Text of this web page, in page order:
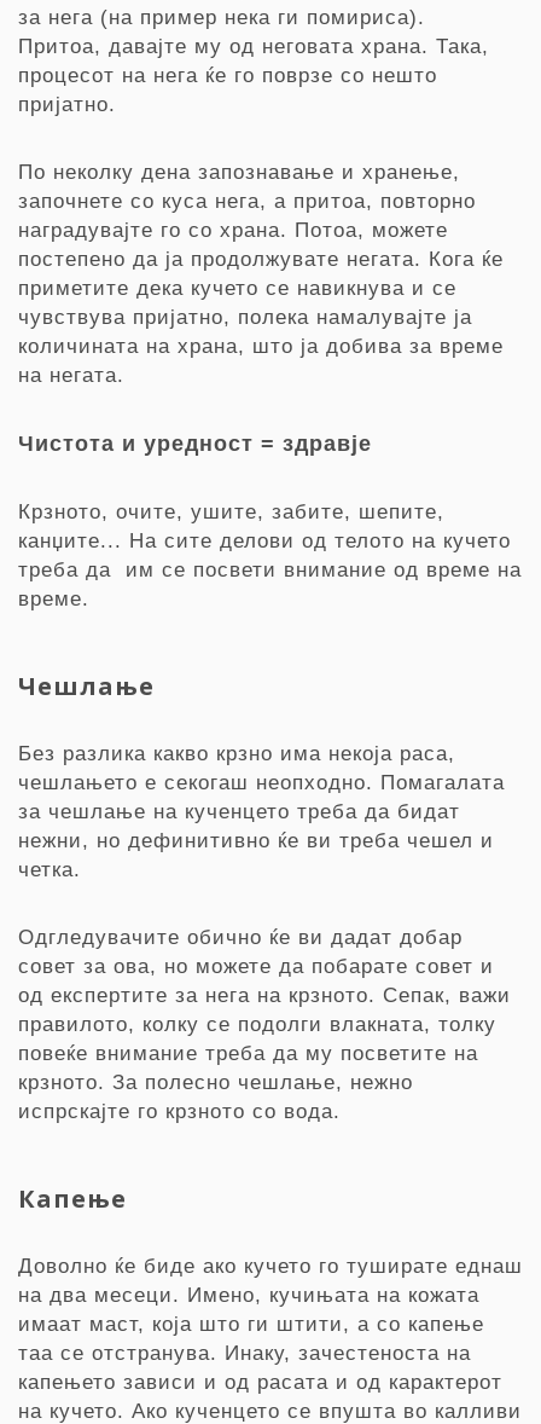
за нега (на пример нека ги помириса).
Притоа, давајте му од неговата храна. Така,
процесот на нега ќе го поврзе со нешто
пријатно.
По неколку дена запознавање и хранење,
започнете со куса нега, а притоа, повторно
наградувајте го со храна. Потоа, можете
постепено да ја продолжувате негата. Кога ќе
приметите дека кучето се навикнува и се
чувствува пријатно, полека намалувајте ја
количината на храна, што ја добива за време
на негата.
Чистота и уредност = здравје
Крзното, очите, ушите, забите, шепите,
канџите... На сите делови од телото на кучето
треба да им се посвети внимание од време на
време.
Чешлање
Без разлика какво крзно има некоја раса,
чешлањето е секогаш неопходно. Помагалата
за чешлање на кученцето треба да бидат
нежни, но дефинитивно ќе ви треба чешел и
четка.
Одгледувачите обично ќе ви дадат добар
совет за ова, но можете да побарате совет и
од експертите за нега на крзното. Сепак, важи
правилото, колку се подолги влакната, толку
повеќе внимание треба да му посветите на
крзното. За полесно чешлање, нежно
испрскајте го крзното со вода.
Капење
Доволно ќе биде ако кучето го туширате еднаш
на два месеци. Имено, кучињата на кожата
имаат маст, која што ги штити, а со капење
таа се отстранува. Инаку, зачестеноста на
капењето зависи и од расата и од карактерот
на кучето. Ако кученцето се впушта во калливи